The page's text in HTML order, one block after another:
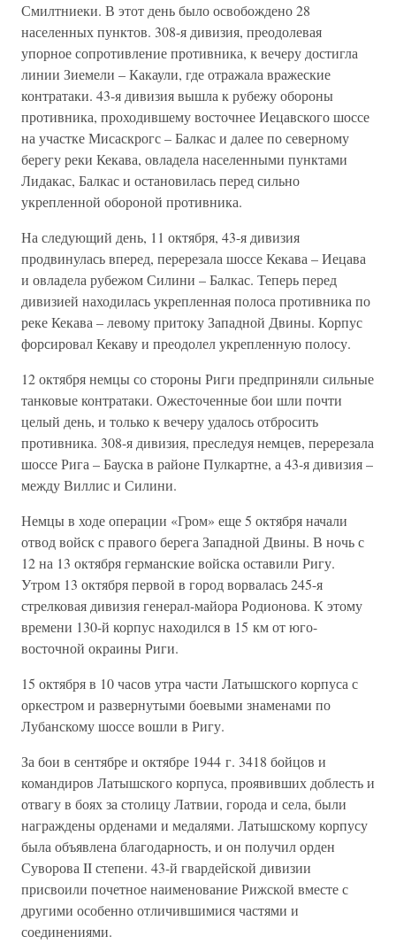
Смилтниеки. В этот день было освобождено 28
населенных пунктов. 308-я дивизия, преодолевая
упорное сопротивление противника, к вечеру достигла
линии Зиемели – Какаули, где отражала вражеские
контратаки. 43-я дивизия вышла к рубежу обороны
противника, проходившему восточнее Иецавского шоссе
на участке Мисаскрогс – Балкас и далее по северному
берегу реки Кекава, овладела населенными пунктами
Лидакас, Балкас и остановилась перед сильно
укрепленной обороной противника.
На следующий день, 11 октября, 43-я дивизия
продвинулась вперед, перерезала шоссе Кекава – Иецава
и овладела рубежом Силини – Балкас. Теперь перед
дивизией находилась укрепленная полоса противника по
реке Кекава – левому притоку Западной Двины. Корпус
форсировал Кекаву и преодолел укрепленную полосу.
12 октября немцы со стороны Риги предприняли сильные
танковые контратаки. Ожесточенные бои шли почти
целый день, и только к вечеру удалось отбросить
противника. 308-я дивизия, преследуя немцев, перерезала
шоссе Рига – Бауска в районе Пулкартне, а 43-я дивизия –
между Виллис и Силини.
Немцы в ходе операции «Гром» еще 5 октября начали
отвод войск с правого берега Западной Двины. В ночь с
12 на 13 октября германские войска оставили Ригу.
Утром 13 октября первой в город ворвалась 245-я
стрелковая дивизия генерал-майора Родионова. К этому
времени 130-й корпус находился в 15 км от юго-
восточной окраины Риги.
15 октября в 10 часов утра части Латышского корпуса с
оркестром и развернутыми боевыми знаменами по
Лубанскому шоссе вошли в Ригу.
За бои в сентябре и октябре 1944 г. 3418 бойцов и
командиров Латышского корпуса, проявивших доблесть и
отвагу в боях за столицу Латвии, города и села, были
награждены орденами и медалями. Латышскому корпусу
была объявлена благодарность, и он получил орден
Суворова II степени. 43-й гвардейской дивизии
присвоили почетное наименование Рижской вместе с
другими особенно отличившимися частями и
соединениями.